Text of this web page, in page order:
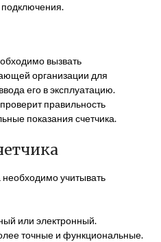
подключения.
вызвать
организации для
его в эксплуатацию.
правильность
показания счетчика.
необходимо учитывать
или электронный.
точные и функциональные.